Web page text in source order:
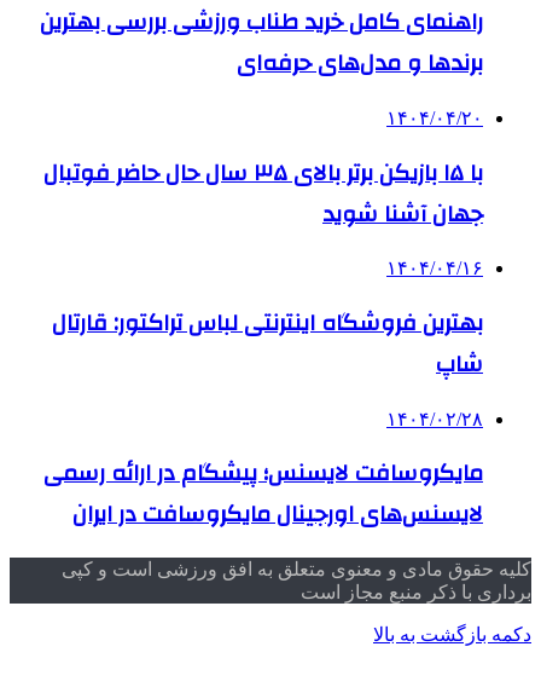
راهنمای کامل خرید طناب ورزشی بررسی بهترین
برندها و مدل‌های حرفه‌ای
۱۴۰۴/۰۴/۲۰
با ۱۵ بازیکن برتر بالای ۳۵ سال حال حاضر فوتبال
جهان آشنا شوید
۱۴۰۴/۰۴/۱۶
بهترین فروشگاه اینترنتی لباس تراکتور: قارتال
شاپ
۱۴۰۴/۰۲/۲۸
مایکروسافت لایسنس؛ پیشگام در ارائه رسمی
لایسنس‌های اورجینال مایکروسافت در ایران
کلیه حقوق مادی و معنوی متعلق به افق ورزشی است و کپی
برداری با ذکر منبع مجاز است
دکمه بازگشت به بالا